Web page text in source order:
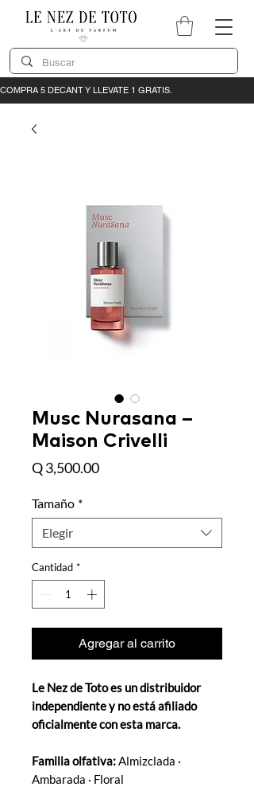
Musc Nurasana –
Maison Crivelli
Q 3,500.00Precio
Tamaño *
Elegir
Cantidad *
Agregar al carrito
Le Nez de Toto es un distribuidor
independiente y no está afiliado
oficialmente con esta marca.
Familia olfativa: Almizclada ·
Ambarada · Floral